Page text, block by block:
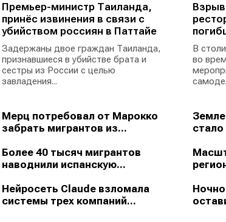
Премьер-министр Таиланда,
принёс извинения в связи с
убийством россиян в Паттайе
Задержаны двое граждан Таиланда,
признавшиеся в убийстве брата и
сестры из России с целью
завладения...
Мерц потребовал от Марокко
забрать мигрантов из...
Более 40 тысяч мигрантов
наводнили испанскую...
Нейросеть Claude взломала
системы трех компаний...
В
во